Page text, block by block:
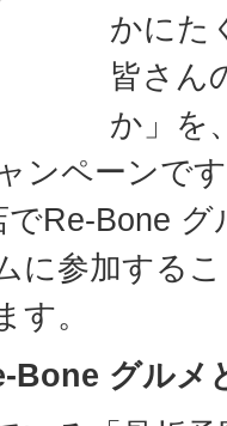
かにた
皆さん
か」を
ンペーンで
Re-Bone
に参加する
す。
Bone グルメ